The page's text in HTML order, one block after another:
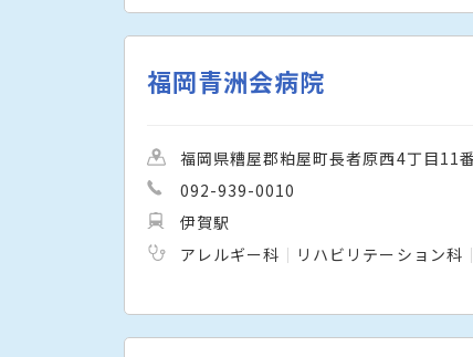
福岡青洲会病院
福岡県糟屋郡粕屋町長者原西4丁目11
092-939-0010
伊賀駅
アレルギー科
リハビリテーション科